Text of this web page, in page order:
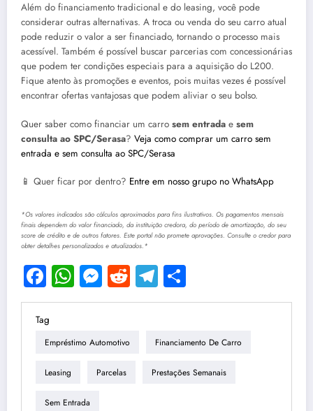
Além do financiamento tradicional e do leasing, você pode
considerar outras alternativas. A troca ou venda do seu carro atual
pode reduzir o valor a ser financiado, tornando o processo mais
acessível. Também é possível buscar parcerias com concessionárias
que podem ter condições especiais para a aquisição do L200.
Fique atento às promoções e eventos, pois muitas vezes é possível
encontrar ofertas vantajosas que podem aliviar o seu bolso.
Quer saber como financiar um carro sem entrada e sem
consulta ao SPC/Serasa? Veja como comprar um carro sem
entrada e sem consulta ao SPC/Serasa
📱 Quer ficar por dentro? Entre em nosso grupo no WhatsApp
*Os valores indicados são cálculos aproximados para fins ilustrativos. Os pagamentos mensais
finais dependem do valor financiado, da instituição credora, do período de amortização, do seu
score de crédito e de outros fatores. Este portal não promete aprovações. Consulte o credor para
obter detalhes personalizados e atualizados.*
Facebook
WhatsApp
Messenger
RedditTelegram
Tag
Empréstimo Automotivo Financiamento De Carro
Leasing Parcelas Prestações Semanais
Sem Entrada